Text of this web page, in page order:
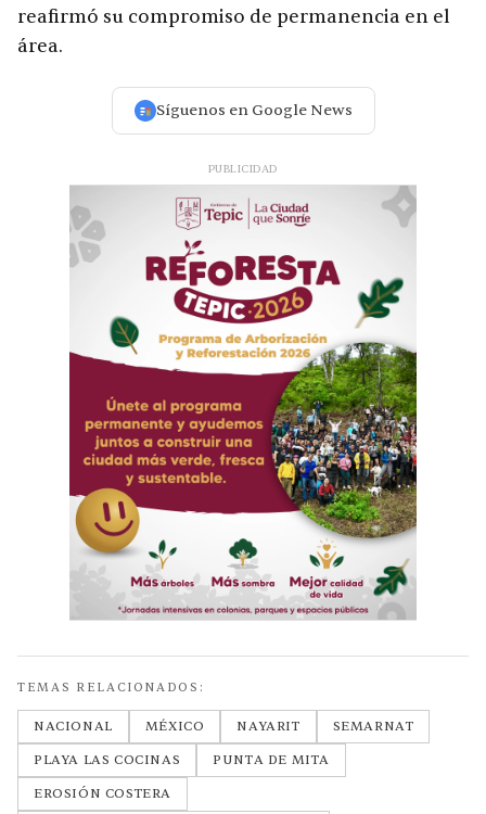
reafirmó su compromiso de permanencia en el
área.
Síguenos en Google News
PUBLICIDAD
TEMAS RELACIONADOS:
NACIONAL MÉXICO NAYARIT
SEMARNAT
PLAYA LAS COCINAS
PUNTA DE MITA
EROSIÓN COSTERA